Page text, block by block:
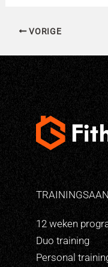
VORIGE
12 weken
Duo training
Personal